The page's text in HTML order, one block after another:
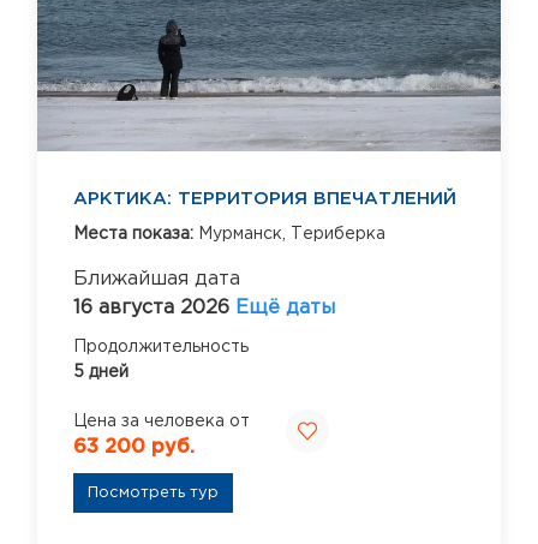
АРКТИКА: ТЕРРИТОРИЯ ВПЕЧАТЛЕНИЙ
Места показа: Мурманск, Териберка
Ближайшая дата
16 августа 2026 Ещё даты
Продолжительность
5 дней
Цена за человека от
63 200 руб.
Посмотреть тур